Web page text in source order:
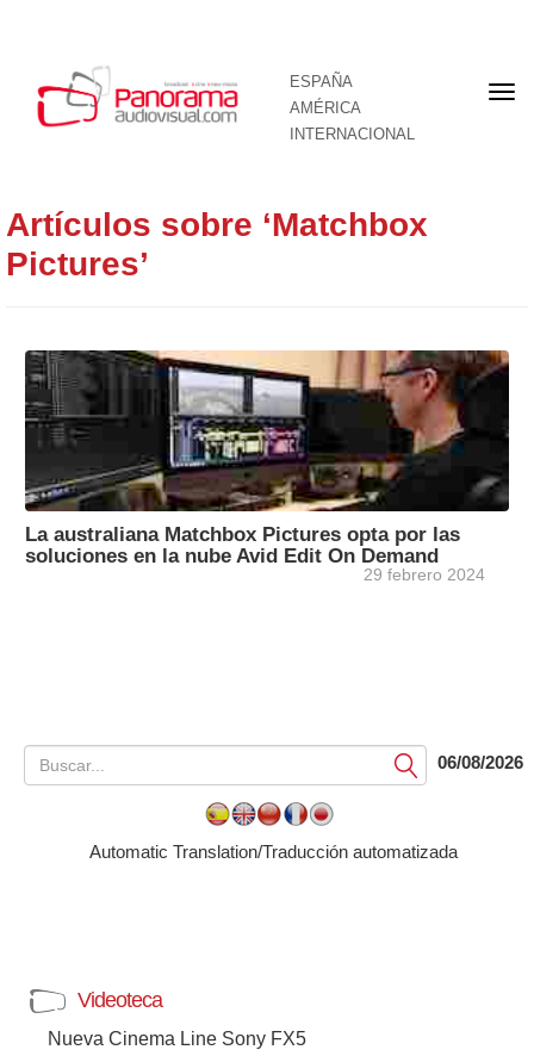
ESPAÑA
AMÉRICA
INTERNACIONAL
Artículos sobre ‘Matchbox
Pictures’
La australiana Matchbox Pictures opta por las
soluciones en la nube Avid Edit On Demand
29 febrero 2024
Submit06/08/2026
Automatic Translation/Traducción automatizada
Videoteca
Nueva Cinema Line Sony FX5